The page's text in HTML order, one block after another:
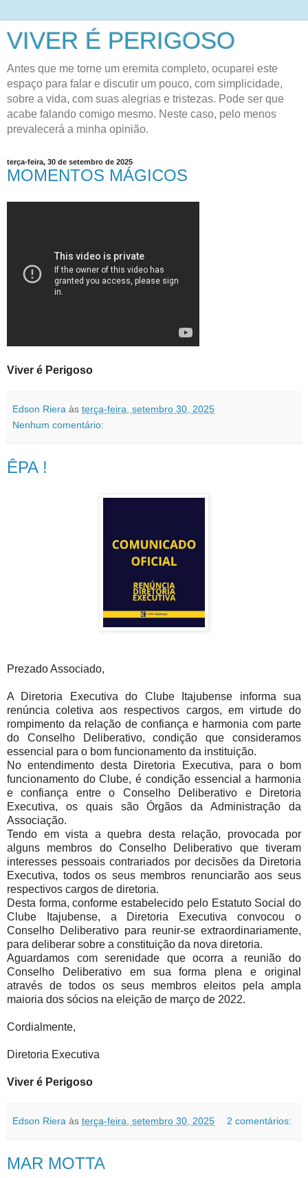
VIVER É PERIGOSO
Antes que me torne um eremita completo, ocuparei este
espaço para falar e discutir um pouco, com simplicidade,
sobre a vida, com suas alegrias e tristezas. Pode ser que
acabe falando comigo mesmo. Neste caso, pelo menos
prevalecerá a minha opinião.
terça-feira, 30 de setembro de 2025
MOMENTOS MÁGICOS
Viver é Perigoso
Edson Riera às terça-feira, setembro 30, 2025
Nenhum comentário:
ÊPA !
Prezado Associado,
A Diretoria Executiva do Clube Itajubense informa sua
renúncia coletiva aos respectivos cargos, em virtude do
rompimento da relação de confiança e harmonia com parte
do Conselho Deliberativo, condição que consideramos
essencial para o bom funcionamento da instituição.
No entendimento desta Diretoria Executiva, para o bom
funcionamento do Clube, é condição essencial a harmonia
e confiança entre o Conselho Deliberativo e Diretoria
Executiva, os quais são Órgãos da Administração da
Associação.
Tendo em vista a quebra desta relação, provocada por
alguns membros do Conselho Deliberativo que tiveram
interesses pessoais contrariados por decisões da Diretoria
Executiva, todos os seus membros renunciarão aos seus
respectivos cargos de diretoria.
Desta forma, conforme estabelecido pelo Estatuto Social do
Clube Itajubense, a Diretoria Executiva convocou o
Conselho Deliberativo para reunir-se extraordinariamente,
para deliberar sobre a constituição da nova diretoria.
Aguardamos com serenidade que ocorra a reunião do
Conselho Deliberativo em sua forma plena e original
através de todos os seus membros eleitos pela ampla
maioria dos sócios na eleição de março de 2022.
Cordialmente,
Diretoria Executiva
Viver é Perigoso
Edson Riera às terça-feira, setembro 30, 2025 2 comentários:
MAR MOTTA